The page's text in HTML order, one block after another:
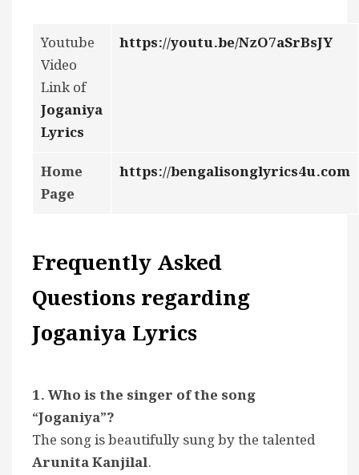
Youtube
Video
Link of
Joganiya
Lyrics
https://youtu.be/NzO7aSrBsJY
Home
Page
https://bengalisonglyrics4u.com
Frequently Asked
Questions regarding
Joganiya Lyrics
1. Who is the singer of the song
“Joganiya”?
The song is beautifully sung by the talented
Arunita Kanjilal.